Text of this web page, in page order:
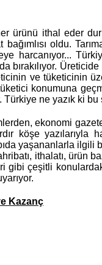
ürünü ithal eder
oldu.
harcanıyor...
ve tüketicinin
konumuna
ne yazık ki bu
ekonomi
köşe
yaşananlarla ilgili
ithalatı, ürün
gibi çeşitli
Kazanç